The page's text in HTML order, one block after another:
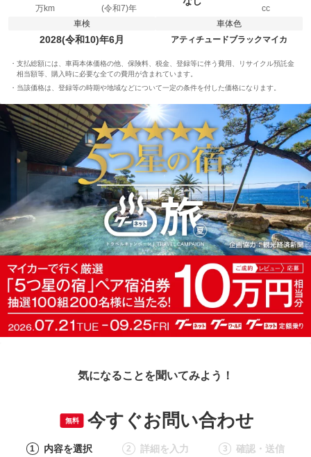
万km (令和7)年
cc
車検
2028(令和10)年6月
車体色
アティチュードブラックマイカ
支払総額には、車両本体価格の他、保険料、税金、登録等に伴う費用、リサイクル預託金
相当額等、購入時に必要な全ての費用が含まれています。
当該価格は、登録等の時期や地域などについて一定の条件を付した価格になります。
気になることを聞いてみよう！
無料 今すぐお問い合わせ
1 内容を選択 2 詳細を入力 3 確認・送信